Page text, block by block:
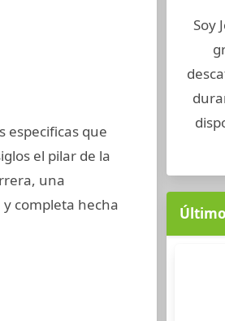
especificas que
el pilar de la
una
completa hecha
Soy